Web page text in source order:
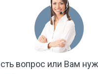
Вам необходимо
вопрос или Вам